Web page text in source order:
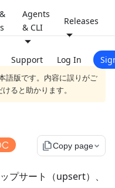
Agents
& CLI
Releases
Support Log In
語版です。内容に誤りがご
ると助かります。
file_copyCopy page
プサート（upsert）、